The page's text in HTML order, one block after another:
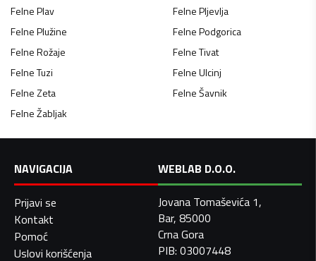
FelnePlav FelnePljevlja
FelnePlužine FelnePodgorica
FelneRožaje FelneTivat
FelneTuzi FelneUlcinj
FelneZeta FelneŠavnik
FelneŽabljak
NAVIGACIJA
Prijavi se
Kontakt
Pomoć
Uslovi korišćenja
WEBLAB D.O.O.
Jovana Tomaševića 1,
Bar, 85000
Crna Gora
PIB: 03007448